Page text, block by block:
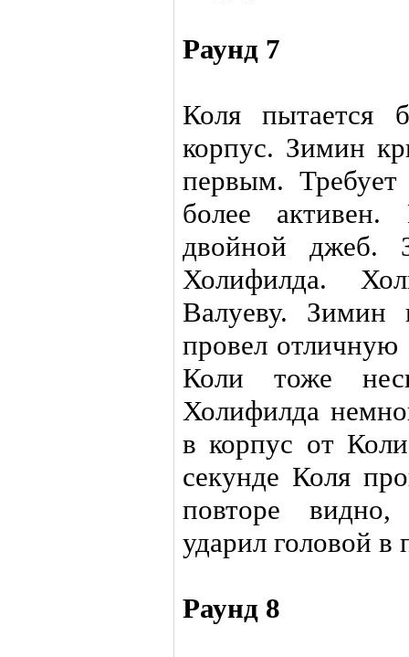
Раунд 7
Коля пытается
корпус. Зимин
первым.
более активен.
двойной джеб.
Холифилда.
Валуеву. Зимин
провел отличную
Коли тоже
Холифилда
в корпус от
секунде Коля
повторе
ударил головой
Раунд 8